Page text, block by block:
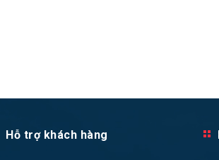
Hỗ trợ khách hàng